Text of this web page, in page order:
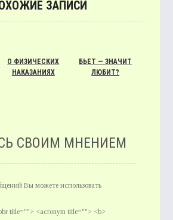
ЗАПИСИ
О ФИЗИЧЕСКИХ
НАКАЗАНИЯХ
БЬЕТ — ЗНАЧИТ
ЛЮБИТ?
СВОИМ МНЕНИЕМ
Вы можете использовать
title=""> <acronym title=""> <b>